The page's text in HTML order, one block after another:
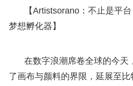
【Artistsorano：不止是平
梦想孵化器】
在数字浪潮席卷全球的今天
了画布与颜料的界限，延展至